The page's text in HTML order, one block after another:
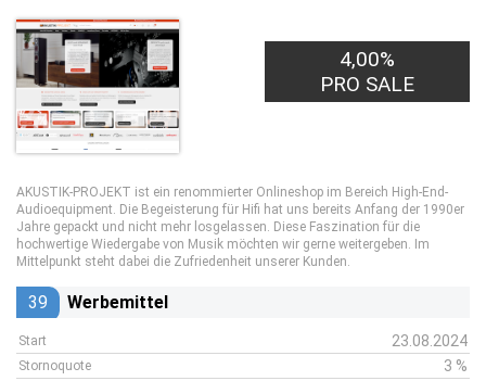
4,00%
PRO SALE
AKUSTIK-PROJEKT ist ein renommierter Onlineshop im Bereich High-End-
Audioequipment. Die Begeisterung für Hifi hat uns bereits Anfang der 1990er
Jahre gepackt und nicht mehr losgelassen. Diese Faszination für die
hochwertige Wiedergabe von Musik möchten wir gerne weitergeben. Im
Mittelpunkt steht dabei die Zufriedenheit unserer Kunden.
39 Werbemittel
Start 23.08.2024
Stornoquote 3 %